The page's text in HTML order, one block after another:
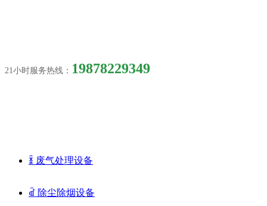
21小时服务热线： 19878229349
ꁦ 废气处理设备
ꀶ 除尘除烟设备